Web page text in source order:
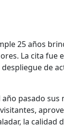
25 años
La cita fue
de
pasado sus
la calidad